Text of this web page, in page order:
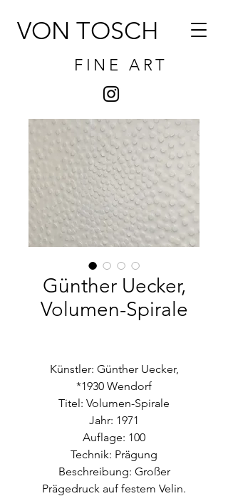
VON TOSCH
FINE ART
Günther Uecker,
Volumen-Spirale
Künstler: Günther Uecker,
*1930 Wendorf
Titel: Volumen-Spirale
Jahr: 1971
Auflage: 100
Technik: Prägung
Beschreibung: Großer
Prägedruck auf festem Velin.